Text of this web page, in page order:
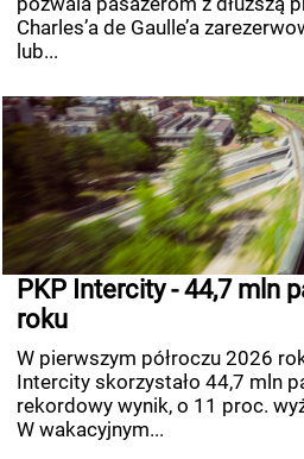
Charles’a de Gaulle’a
lub...
PKP Intercity - 44,7 mln
roku
W pierwszym półroczu 2026
Intercity skorzystało 44,7 mln
rekordowy wynik, o 11 proc.
W wakacyjnym...